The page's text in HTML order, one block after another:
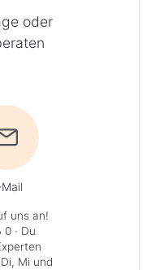
oder
uns an!
0· Du
Mi und